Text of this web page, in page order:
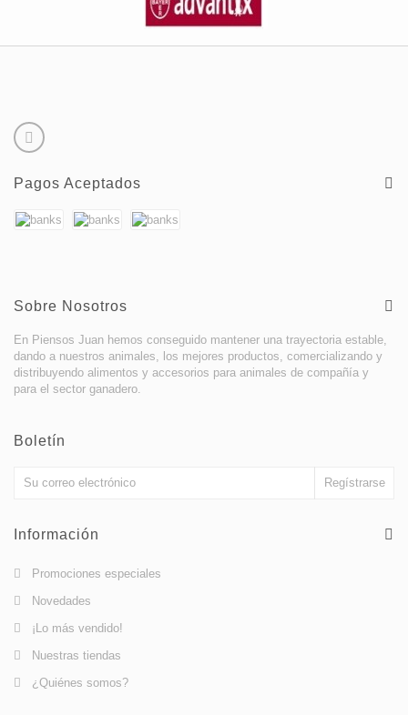
Pagos Aceptados
Sobre Nosotros
En Piensos Juan hemos conseguido mantener una trayectoria estable,
dando a nuestros animales, los mejores productos, comercializando y
distribuyendo alimentos y accesorios para animales de compañía y
para el sector ganadero.
Boletín
Información
Promociones especiales
Novedades
¡Lo más vendido!
Nuestras tiendas
¿Quiénes somos?